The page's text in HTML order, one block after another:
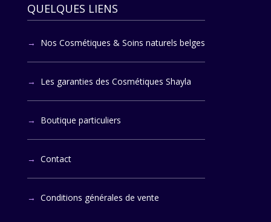
QUELQUES LIENS
Nos Cosmétiques & Soins naturels belges
Les garanties des Cosmétiques Shayla
Boutique particuliers
Contact
Conditions générales de vente